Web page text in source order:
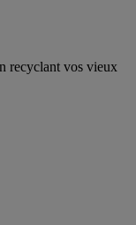
recyclant vos vieux